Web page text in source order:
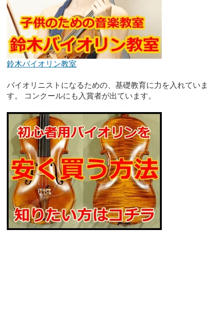
鈴木バイオリン教室
バイオリニストになるための、基礎教育に力を入れていま
す。 コンクールにも入賞者が出ています。